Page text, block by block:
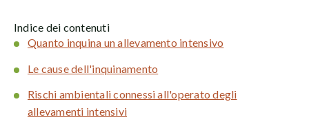
Indice dei contenuti
Quanto inquina un allevamento intensivo
Le cause dell'inquinamento
Rischi ambientali connessi all'operato degli
allevamenti intensivi